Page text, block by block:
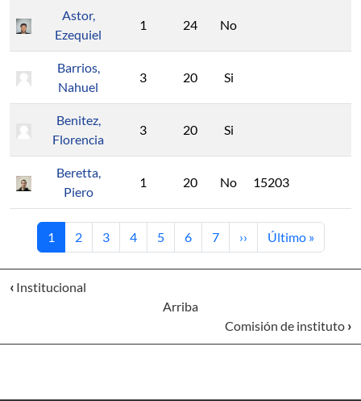
Astor,
Ezequiel
1 24 No
Barrios,
Nahuel
3 20 Si
Benitez,
Florencia
3 20 Si
Beretta,
Piero
1 20 No 15203
Página actual
1 Página
2 Página
3 Página
4 Página
5 Página
6 Página
7 Siguiente página
›› Última página
Último »
‹ Institucional
Arriba
Comisión de instituto ›